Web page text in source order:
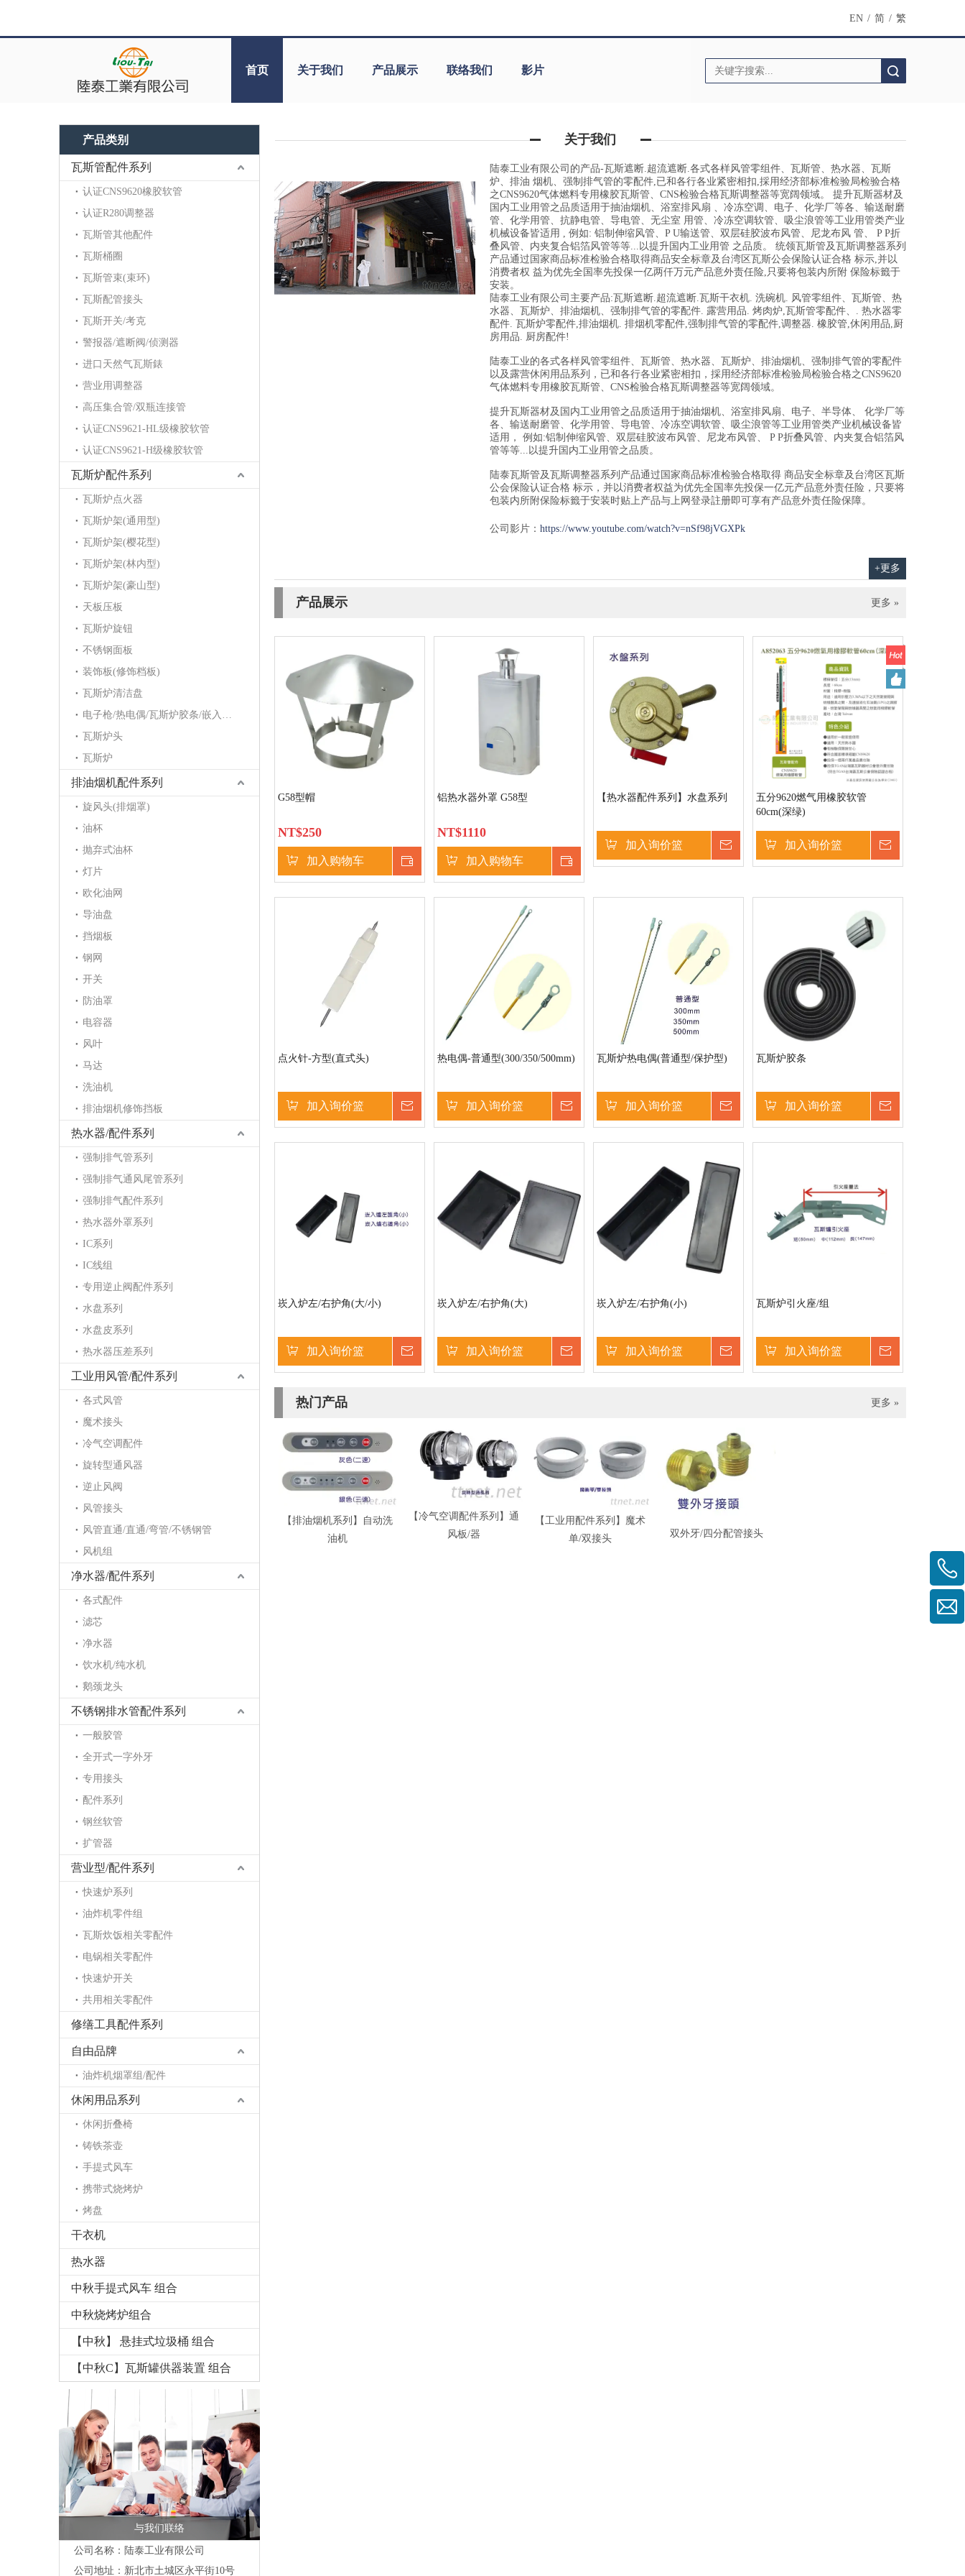
EN / 简 / 繁
首页 关于我们 产品展示 联络我们 影片
产品类别
瓦斯管配件系列
认证CNS9620橡胶软管
认证R280调整器
瓦斯管其他配件
瓦斯桶圈
瓦斯管束(束环)
瓦斯配管接头
瓦斯开关/考克
警报器/遮断阀/侦测器
进口天然气瓦斯錶
营业用调整器
高压集合管/双瓶连接管
认证CNS9621-HL级橡胶软管
认证CNS9621-H级橡胶软管
瓦斯炉配件系列
瓦斯炉点火器
瓦斯炉架(通用型)
瓦斯炉架(樱花型)
瓦斯炉架(林内型)
瓦斯炉架(豪山型)
天板压板
瓦斯炉旋钮
不锈钢面板
装饰板(修饰档板)
瓦斯炉清洁盘
电子枪/热电偶/瓦斯炉胶条/嵌入炉护角/点火针/电磁阀
瓦斯炉头
瓦斯炉
排油烟机配件系列
旋风头(排烟罩)
油杯
抛弃式油杯
灯片
欧化油网
导油盘
挡烟板
钢网
开关
防油罩
电容器
风叶
马达
洗油机
排油烟机修饰挡板
热水器/配件系列
强制排气管系列
强制排气通风尾管系列
强制排气配件系列
热水器外罩系列
IC系列
IC线组
专用逆止阀配件系列
水盘系列
水盘皮系列
热水器压差系列
工业用风管/配件系列
各式风管
魔术接头
冷气空调配件
旋转型通风器
逆止风阀
风管接头
风管直通/直通/弯管/不锈钢管
风机组
净水器/配件系列
各式配件
滤芯
净水器
饮水机/纯水机
鹅颈龙头
不锈钢排水管配件系列
一般胶管
全开式一字外牙
专用接头
配件系列
钢丝软管
扩管器
营业型/配件系列
快速炉系列
油炸机零件组
瓦斯炊饭相关零配件
电锅相关零配件
快速炉开关
共用相关零配件
修缮工具配件系列
自由品牌
油炸机烟罩组/配件
休闲用品系列
休闲折叠椅
铸铁茶壶
手提式风车
携带式烧烤炉
烤盘
干衣机
热水器
中秋手提式风车 组合
中秋烧烤炉组合
【中秋】 悬挂式垃圾桶 组合
【中秋C】瓦斯罐供器装置 组合
与我们联络
公司名称：陆泰工业有限公司
公司地址： 新北市土城区永平街10号
关于我们
陆泰工业有限公司的产品-瓦斯遮断.超流遮断.各式各样风管零组件、瓦斯管、热水器、瓦斯
炉、排油 烟机、强制排气管的零配件,已和各行各业紧密相扣,採用经济部标准检验局检验合格
之CNS9620气体燃料专用橡胶瓦斯管、CNS检验合格瓦斯调整器等宽阔领域。 提升瓦斯器材及
国内工业用管之品质适用于抽油烟机、浴室排风扇 、冷冻空调、电子、化学厂等各、输送耐磨
管、化学用管、抗静电管、导电管、无尘室 用管、冷冻空调软管、吸尘浪管等工业用管类产业
机械设备皆适用 , 例如: 铝制伸缩风管、P U输送管、双层硅胶波布风管、尼龙布风 管、 P P折
叠风管、内夹复合铝箔风管等等...以提升国内工业用管 之品质。 统领瓦斯管及瓦斯调整器系列
产品通过国家商品标准检验合格取得商品安全标章及台湾区瓦斯公会保险认证合格 标示,并以
消费者权 益为优先全国率先投保一亿两仟万元产品意外责任险,只要将包装内所附 保险标籤于
安装。
陆泰工业有限公司主要产品:瓦斯遮断.超流遮断.瓦斯干衣机. 洗碗机. 风管零组件、瓦斯管、热
水器、瓦斯炉、排油烟机、强制排气管的零配件. 露营用品. 烤肉炉,瓦斯管零配件、. 热水器零
配件. 瓦斯炉零配件,排油烟机. 排烟机零配件,强制排气管的零配件,调整器. 橡胶管,休闲用品,厨
房用品. 厨房配件!
陆泰工业的各式各样风管零组件、瓦斯管、热水器、瓦斯炉、排油烟机、强制排气管的零配件
以及露营休闲用品系列，已和各行各业紧密相扣，採用经济部标准检验局检验合格之CNS9620
气体燃料专用橡胶瓦斯管、CNS检验合格瓦斯调整器等宽阔领域。
提升瓦斯器材及国内工业用管之品质适用于抽油烟机、浴室排风扇、电子、半导体、 化学厂等
各、输送耐磨管、化学用管、导电管、冷冻空调软管、吸尘浪管等工业用管类产业机械设备皆
适用， 例如:铝制伸缩风管、双层硅胶波布风管、尼龙布风管、 P P折叠风管、内夹复合铝箔风
管等等...以提升国内工业用管之品质。
陆泰瓦斯管及瓦斯调整器系列产品通过国家商品标准检验合格取得 商品安全标章及台湾区瓦斯
公会保险认证合格 标示，并以消费者权益为优先全国率先投保一亿元产品意外责任险，只要将
包装内所附保险标籤于安装时贴上产品与上网登录註册即可享有产品意外责任险保障。
公司影片： https://www.youtube.com/watch?v=nSf98jVGXPk
+更多
产品展示 更多 »
G58型帽
NT$250
加入购物车 立即购买
铝热水器外罩 G58型
NT$1110
加入购物车 立即购买
【热水器配件系列】水盘系列
加入询价篮
五分9620燃气用橡胶软管
60cm(深绿)
加入询价篮
点火针-方型(直式头)
加入询价篮
热电偶-普通型(300/350/500mm)
加入询价篮
瓦斯炉热电偶(普通型/保护型)
加入询价篮
瓦斯炉胶条
加入询价篮
崁入炉左/右护角(大/小)
加入询价篮
崁入炉左/右护角(大)
加入询价篮
崁入炉左/右护角(小)
加入询价篮
瓦斯炉引火座/组
加入询价篮
热门产品 更多 »
【排油烟机系列】自动洗
油机
【冷气空调配件系列】通
风板/器
【工业用配件系列】魔术
单/双接头
双外牙/四分配管接头